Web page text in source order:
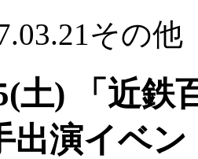
その他
土) 「近鉄
出演イベ